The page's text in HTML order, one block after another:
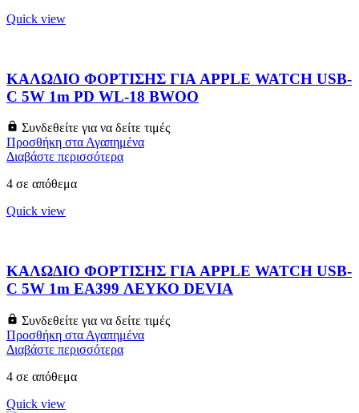
Quick view
ΚΑΛΩΔΙΟ ΦΟΡΤΙΣΗΣ ΓΙΑ APPLE WATCH USB-
C 5W 1m PD WL-18 BWOO
Συνδεθείτε για να δείτε τιμές
Προσθήκη στα Αγαπημένα
Διαβάστε περισσότερα
4 σε απόθεμα
Quick view
ΚΑΛΩΔΙΟ ΦΟΡΤΙΣΗΣ ΓΙΑ APPLE WATCH USB-
C 5W 1m EA399 ΛΕΥΚΟ DEVIA
Συνδεθείτε για να δείτε τιμές
Προσθήκη στα Αγαπημένα
Διαβάστε περισσότερα
4 σε απόθεμα
Quick view